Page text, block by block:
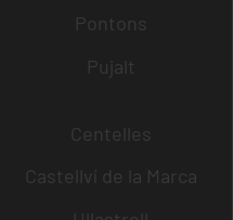
Pontons
Pujalt
Centelles
Castellví de la Marca